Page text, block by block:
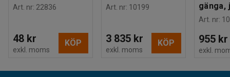
Art. nr: 22836
48 kr
exkl. moms
KÖP
Art. nr: 10199
3 835 kr
exkl. moms
KÖP
gänga,
Art. nr:
955 kr
exkl.